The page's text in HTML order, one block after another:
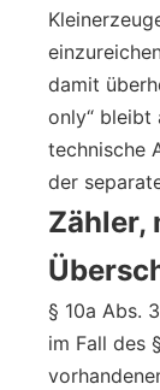
damit
only“ bleibt
technische
der
Zähler,
§ 10a Abs.
im Fall des